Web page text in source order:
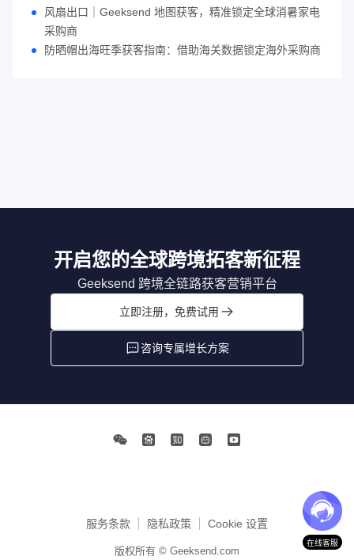
风扇出口｜Geeksend 地图获客，精准锁定全球消暑家电
采购商
防晒帽出海旺季获客指南：借助海关数据锁定海外采购商
开启您的全球跨境拓客新征程
Geeksend 跨境全链路获客营销平台
立即注册，免费试用
咨询专属增长方案
服务条款 隐私政策 Cookie 设置
版权所有 © Geeksend.com
在线客服